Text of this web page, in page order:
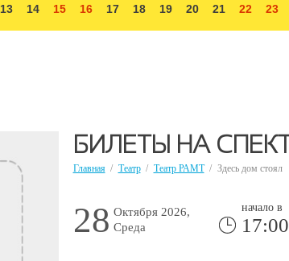
13 14 15 16 17 18 19 20 21 22 23
БИЛЕТЫ НА
Главная / Театр / Театр РАМТ / Здесь дом стоял
28 Октября 2026,
Среда
начало в
17:00